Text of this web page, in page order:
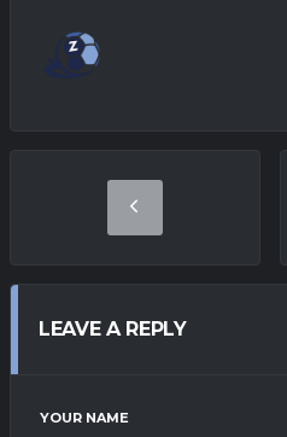
LEAVE A REPLY
YOUR NAME